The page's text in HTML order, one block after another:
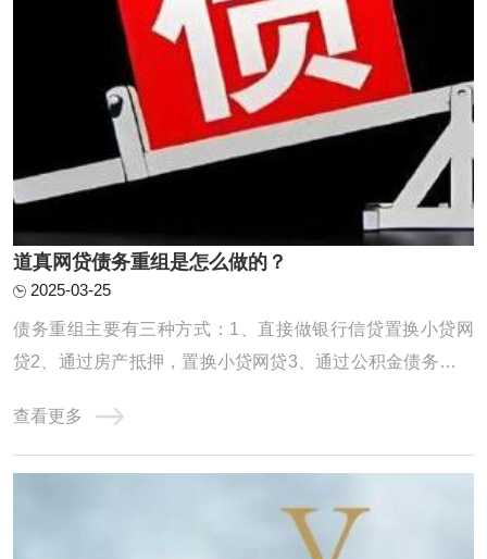
道真网贷债务重组是怎么做的？
2025-03-25
债务重组主要有三种方式：1、直接做银行信贷置换小贷网
贷2、通过房产抵押，置换小贷网贷3、通过公积金债务重组
贷款。达到大幅降低月供压力，减少利息支出，优化征信，
恢复正常生活的过程。一、直接做信贷置换小贷网贷这种适
查看更多